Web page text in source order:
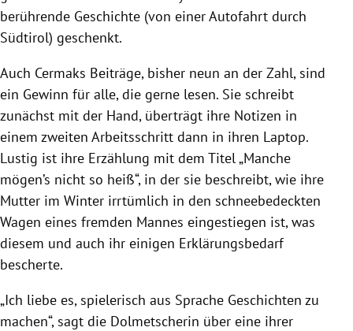
berührende Geschichte (von einer Autofahrt durch
Südtirol) geschenkt.
Auch Cermaks Beiträge, bisher neun an der Zahl, sind
ein Gewinn für alle, die gerne lesen. Sie schreibt
zunächst mit der Hand, überträgt ihre Notizen in
einem zweiten Arbeitsschritt dann in ihren Laptop.
Lustig ist ihre Erzählung mit dem Titel „Manche
mögen’s nicht so heiß“, in der sie beschreibt, wie ihre
Mutter im Winter irrtümlich in den schneebedeckten
Wagen eines fremden Mannes eingestiegen ist, was
diesem und auch ihr einigen Erklärungsbedarf
bescherte.
„Ich liebe es, spielerisch aus Sprache Geschichten zu
machen“, sagt die Dolmetscherin über eine ihrer